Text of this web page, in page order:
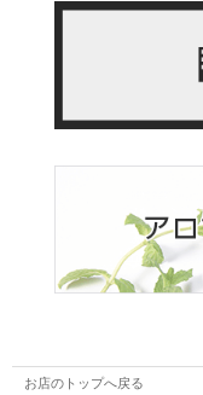
お店のトップへ戻る